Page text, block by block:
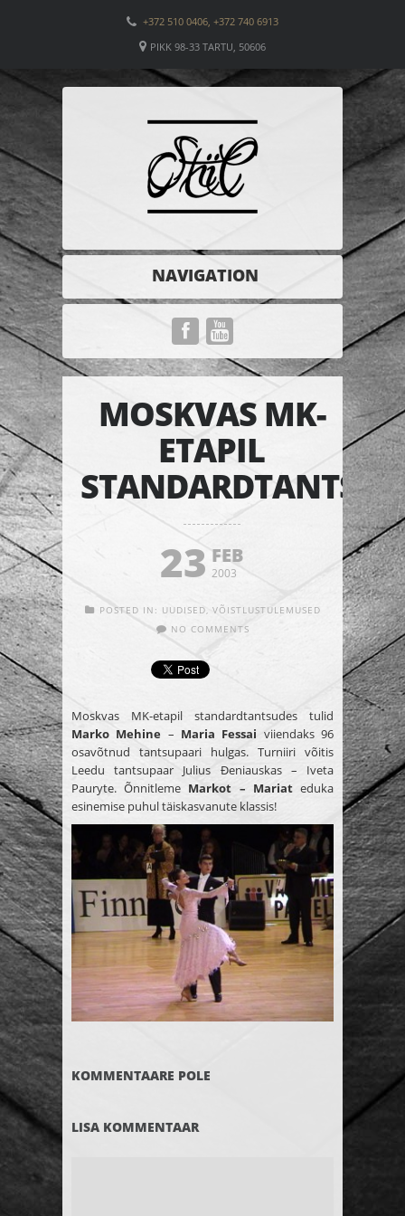
+372 510 0406, +372 740 6913
PIKK 98-33 TARTU, 50606
NAVIGATION
MOSKVAS MK-
ETAPIL
23 FEB
2003
POSTED IN: UUDISED, VÕISTLUSTULEMUSED
NO COMMENTS
Moskvas MK-etapil standardtantsudes tulid
Marko Mehine – Maria Fessai viiendaks 96
osavõtnud tantsupaari hulgas. Turniiri võitis
Leedu tantsupaar Julius Ðeniauskas – Iveta
Pauryte. Õnnitleme Markot – Mariateduka
esinemise puhul täiskasvanute klassis!
KOMMENTAARE POLE
LISA KOMMENTAAR